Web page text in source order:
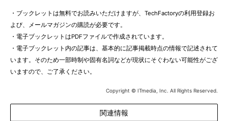
・ブックレットは無料でお読みいただけますが、TechFactoryの利用登録お
よび、メールマガジンの購読が必要です。
・電子ブックレットはPDFファイルで作成されています。
・電子ブックレット内の記事は、基本的に記事掲載時点の情報で記述されて
います。そのため一部時制や固有名詞などが現状にそぐわない可能性がござ
いますので、ご了承ください。
Copyright © ITmedia, Inc. All Rights Reserved.
関連情報